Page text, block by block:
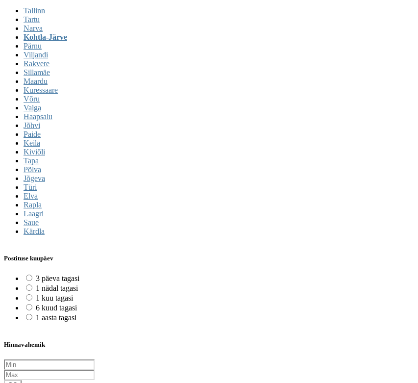
Tallinn
Tartu
Narva
Kohtla-Järve
Pärnu
Viljandi
Rakvere
Sillamäe
Maardu
Kuressaare
Võru
Valga
Haapsalu
Jõhvi
Paide
Keila
Kiviõli
Tapa
Põlva
Jõgeva
Türi
Elva
Rapla
Laagri
Saue
Kärdla
Postituse kuupäev
3 päeva tagasi
1 nädal tagasi
1 kuu tagasi
6 kuud tagasi
1 aasta tagasi
Hinnavahemik